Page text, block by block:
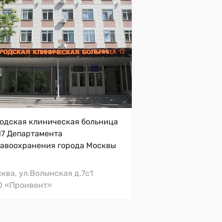
раковины, Roca
для раковины, Viega
клиническая больница
Департамента
города Москвы
ул.Волынская д.7с1
«Проивент»